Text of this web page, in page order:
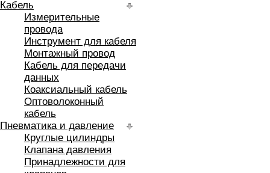
Кабель
Измерительные
провода
Инструмент для кабеля
Монтажный провод
Кабель для передачи
данных
Коаксиальный кабель
Оптоволоконный
кабель
Пневматика и давление
Круглые цилиндры
Клапана давления
Принадлежности для